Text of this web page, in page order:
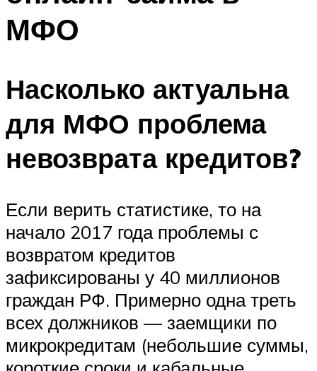
МФО
Насколько актуальна
для МФО проблема
невозврата кредитов?
Если верить статистике, то на
начало 2017 года проблемы с
возвратом кредитов
зафиксированы у 40 миллионов
граждан РФ. Примерно одна треть
всех должников — заемщики по
микрокредитам (небольшие суммы,